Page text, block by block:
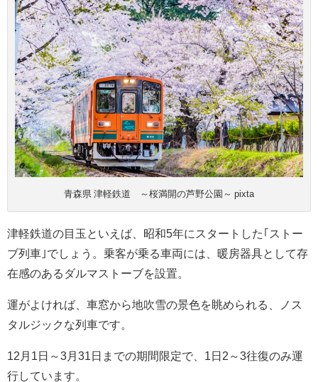
青森県 津軽鉄道 ～桜満開の芦野公園～ pixta
津軽鉄道の目玉といえば、昭和5年にスタートした｢ストー
ブ列車｣でしょう。乗客が乗る車両には、暖房器具として存
在感のあるダルマストーブを設置。
運がよければ、車窓から地吹雪の景色を眺められる、ノス
タルジックな列車です。
12月1日～3月31日までの期間限定で、1日2～3往復のみ運
行しています。